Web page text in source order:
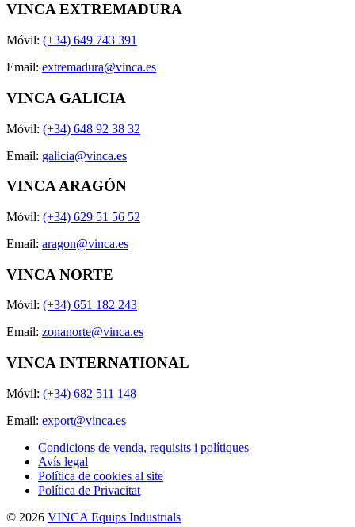
VINCA EXTREMADURA
Móvil: (+34) 649 743 391
Email: extremadura@vinca.es
VINCA GALICIA
Móvil: (+34) 648 92 38 32
Email: galicia@vinca.es
VINCA ARAGÓN
Móvil: (+34) 629 51 56 52
Email: aragon@vinca.es
VINCA NORTE
Móvil: (+34) 651 182 243
Email: zonanorte@vinca.es
VINCA INTERNATIONAL
Móvil: (+34) 682 511 148
Email: export@vinca.es
Condicions de venda, requisits i polítiques
Avís legal
Política de cookies al site
Política de Privacitat
© 2026 VINCA Equips Industrials